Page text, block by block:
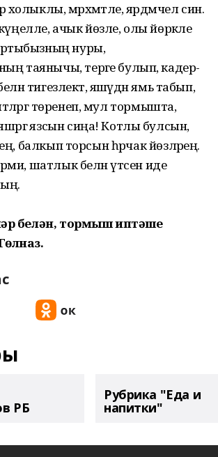
мәрхәмәтле, ярдәмчел син.
күңелле, ачык йөзле, олы йөрәкле
нуры,
таянычы, терәге булып, кадер-
тигезлектә, яшәүдән ямь табып,
төренеп, мул тормышта,
язсын сиңа! Котлы булсын,
балкып торсын һәрчак йөзләрең.
шатлык белән үтсен иде
белән, тормыш иптәшең
РБ
Рубрика "Еда и
напитки"